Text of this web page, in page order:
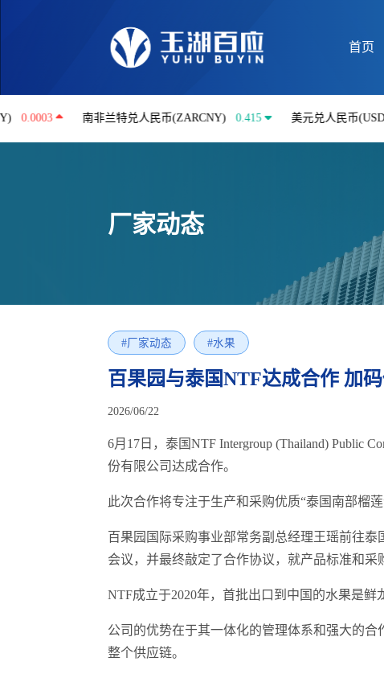
首页
南非兰特兑人民币(ZARCNY) 0.415 美元兑人民币(USDCNY)
厂家动态
#厂家动态 #水果
百果园与泰国NTF达成合作 加
2026/06/22
6月17日，泰国NTF Intergroup (Thailand) Public
份有限公司达成合作。
此次合作将专注于生产和采购优质“泰国南部榴
百果园国际采购事业部常务副总经理王瑶前往泰
会议，并最终敲定了合作协议，就产品标准和采
NTF成立于2020年，首批出口到中国的水果是鲜
公司的优势在于其一体化的管理体系和强大的
整个供应链。